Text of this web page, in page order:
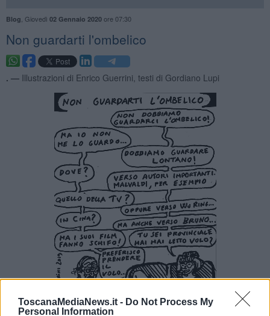
ToscanaMediaNews.it - Do Not Process My
Personal Information
Blog Giovedì 02 Gennaio 2020ore 07:30
Non guardarti l'ombelico
. — Illustrazioni di Enrico Guerrini, testi di Gordiano Lupi